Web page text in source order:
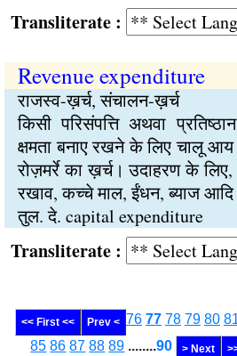
:
Revenue expenditure
राजस्व-ख़र्च, संचालन-ख़र्च
किसी परिसंपत्ति अथवा
क्षमता बनाए रखने के लिए चालू
रोज़मर्रे का ख़र्च। उदाहरण के
रखाव, कच्चे माल, ईंधन, ब्याज आदि
तुल. दे. capital expenditure
:
<< First << Prev < 76 77 78 79 80
85 86 87 88 89 ........90 > Next